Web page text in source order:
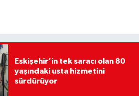
Eskişehir'in tek saracı olan 80
yaşındaki usta hizmetini
sürdürüyor